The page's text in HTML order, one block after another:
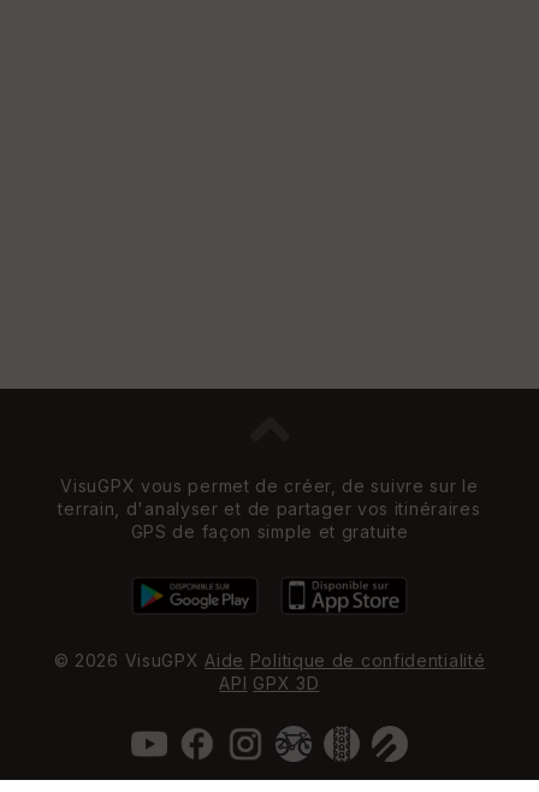
VisuGPX vous permet de créer, de suivre sur le
terrain, d'analyser et de partager vos itinéraires
GPS de façon simple et gratuite
© 2026 VisuGPX Aide Politique de confidentialité
API GPX 3D